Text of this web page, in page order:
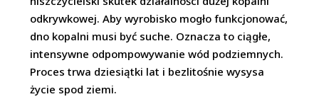
odkrywkowej. Aby wyrobisko mogło funkcjonować,
dno kopalni musi być suche. Oznacza to ciągłe,
intensywne odpompowywanie wód podziemnych.
Proces trwa dziesiątki lat i bezlitośnie wysysa
życie spod ziemi.